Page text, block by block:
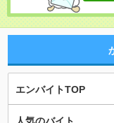
エンバイトTOP